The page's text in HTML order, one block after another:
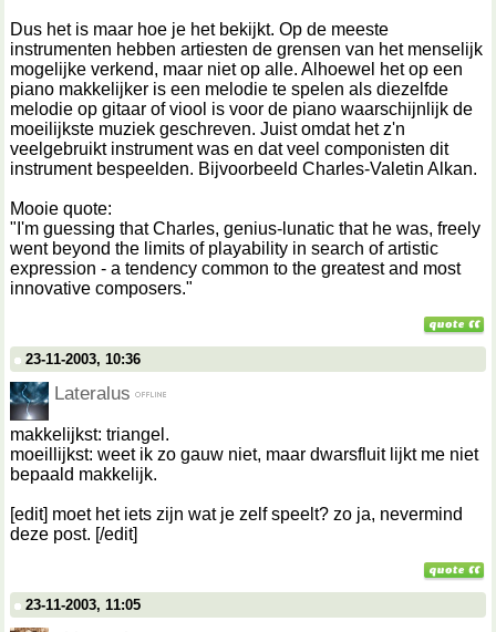
Dus het is maar hoe je het bekijkt. Op de meeste
instrumenten hebben artiesten de grensen van het menselijk
mogelijke verkend, maar niet op alle. Alhoewel het op een
piano makkelijker is een melodie te spelen als diezelfde
melodie op gitaar of viool is voor de piano waarschijnlijk de
moeilijkste muziek geschreven. Juist omdat het z'n
veelgebruikt instrument was en dat veel componisten dit
instrument bespeelden. Bijvoorbeeld Charles-Valetin Alkan.
Mooie quote:
"I'm guessing that Charles, genius-lunatic that he was, freely
went beyond the limits of playability in search of artistic
expression - a tendency common to the greatest and most
innovative composers."
23-11-2003, 10:36
Lateralus
makkelijkst: triangel.
moeillijkst: weet ik zo gauw niet, maar dwarsfluit lijkt me niet
bepaald makkelijk.
[edit] moet het iets zijn wat je zelf speelt? zo ja, nevermind
deze post. [/edit]
23-11-2003, 11:05